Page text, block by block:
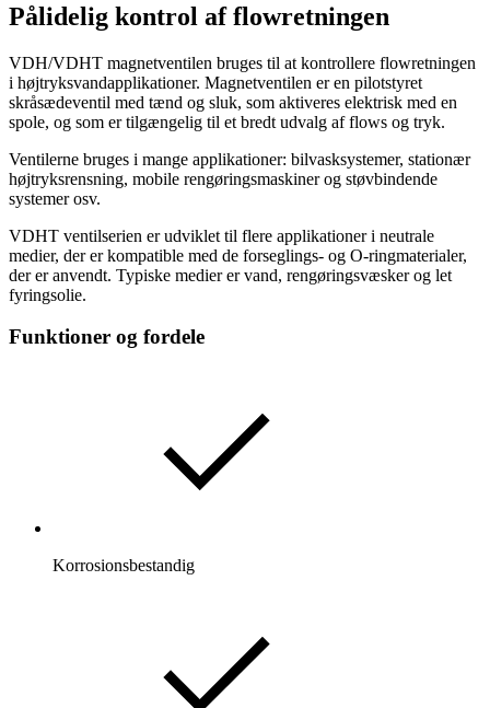
Pålidelig kontrol af flowretningen
VDH/VDHT magnetventilen bruges til at kontrollere flowretningen
i højtryksvandapplikationer. Magnetventilen er en pilotstyret
skråsædeventil med tænd og sluk, som aktiveres elektrisk med en
spole, og som er tilgængelig til et bredt udvalg af flows og tryk.
Ventilerne bruges i mange applikationer: bilvasksystemer, stationær
højtryksrensning, mobile rengøringsmaskiner og støvbindende
systemer osv.
VDHT ventilserien er udviklet til flere applikationer i neutrale
medier, der er kompatible med de forseglings- og O-ringmaterialer,
der er anvendt. Typiske medier er vand, rengøringsvæsker og let
fyringsolie.
Funktioner og fordele
Korrosionsbestandig